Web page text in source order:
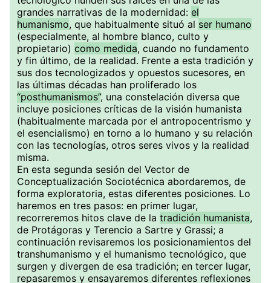
grandes narrativas de la modernidad: el
humanismo, que habitualmente situó al ser humano
(especialmente, al hombre blanco, culto y
propietario) como medida, cuando no fundamento
y fin último, de la realidad. Frente a esta tradición y
sus dos tecnologizados y opuestos sucesores, en
las últimas décadas han proliferado los
“posthumanismos”, una constelación diversa que
incluye posiciones críticas de la visión humanista
(habitualmente marcada por el antropocentrismo y
el esencialismo) en torno a lo humano y su relación
con las tecnologías, otros seres vivos y la realidad
misma.
En esta segunda sesión del Vector de
Conceptualización Sociotécnica abordaremos, de
forma exploratoria, estas diferentes posiciones. Lo
haremos en tres pasos: en primer lugar,
recorreremos hitos clave de la tradición humanista,
de Protágoras y Terencio a Sartre y Grassi; a
continuación revisaremos los posicionamientos del
transhumanismo y el humanismo tecnológico, que
surgen y divergen de esa tradición; en tercer lugar,
repasaremos y ensayaremos diferentes reflexiones